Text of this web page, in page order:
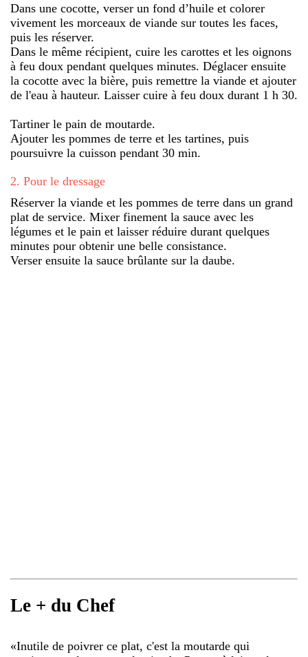
Dans une cocotte, verser un fond d’huile et colorer
vivement les morceaux de viande sur toutes les faces,
puis les réserver.
Dans le même récipient, cuire les carottes et les oignons
à feu doux pendant quelques minutes. Déglacer ensuite
la cocotte avec la bière, puis remettre la viande et ajouter
de l'eau à hauteur. Laisser cuire à feu doux durant 1 h 30.
Tartiner le pain de moutarde.
Ajouter les pommes de terre et les tartines, puis
poursuivre la cuisson pendant 30 min.
2. Pour le dressage
Réserver la viande et les pommes de terre dans un grand
plat de service. Mixer finement la sauce avec les
légumes et le pain et laisser réduire durant quelques
minutes pour obtenir une belle consistance.
Verser ensuite la sauce brûlante sur la daube.
Le + du Chef
«Inutile de poivrer ce plat, c'est la moutarde qui